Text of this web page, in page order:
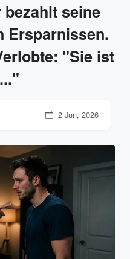
seine
Ersparnissen.
"Sie ist
2 Jun, 2026